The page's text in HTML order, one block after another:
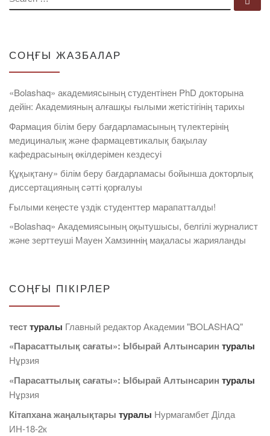
СОҢҒЫ ЖАЗБАЛАР
«Bolashaq» академиясының студентінен PhD докторына
дейін: Академияның алғашқы ғылыми жетістігінің тарихы
Фармация білім беру бағдарламасының түлектерінің
медициналық және фармацевтикалық бақылау
кафедрасының өкілдерімен кездесуі
Құқықтану» білім беру бағдарламасы бойынша докторлық
диссертацияның сәтті қорғалуы
Ғылыми кеңесте үздік студенттер марапатталды!
«Bolashaq» Академиясының оқытушысы, белгілі журналист
және зерттеуші Мауен Хамзиннің мақаласы жарияланды
СОҢҒЫ ПІКІРЛЕР
тесттуралы Главный редактор Академии "BOLASHAQ"
«Парасаттылық сағаты»: Ыбырай Алтынсарин туралы
Нұрзия
«Парасаттылық сағаты»: Ыбырай Алтынсарин туралы
Нұрзия
Кітапхана жаңалықтары туралы Нурмагамбет Дiлда
ИН-18-2к